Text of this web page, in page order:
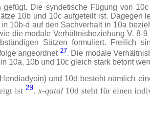
Die syndetische Fügung von 10c
10b und 10c aufgeteilt ist. Dagegen
10b-d auf den Sachverhalt in 10a
die modale Verhältnisbeziehung V. 8-
Sätzen formuliert. Freilich
angeordnet 27. Die modale
10a, 10b und 10c gleich stark betont
und 10d besteht nämlich
ist 29. x-qatal 10d steht für einen